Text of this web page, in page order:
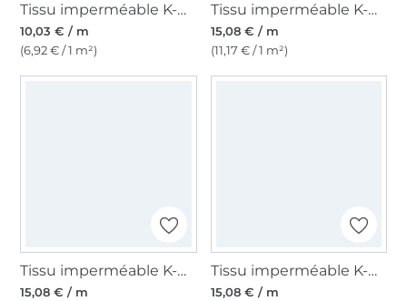
Tissu imperméable K-way léger Uni, gris
10,03 € / m
(6,92 € / 1 m²)
Tissu imperméable K-way uni, vert mousse
15,08 € / m
(11,17 € / 1 m²)
Tissu imperméable K-way uni, jaune
15,08 € / m
Tissu imperméable K-way uni, marine
15,08 € / m